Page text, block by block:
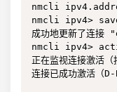
nmcli
nmcli ipv4>
成功地更新了连
nmcli ipv4>
正在监视连接激活（
连接已成功激活